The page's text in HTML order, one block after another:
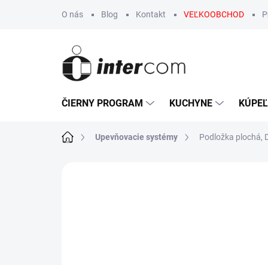
O nás Blog Kontakt VEĽKOOBCHOD
ČIERNY PROGRAM KUCHYNE
DomovUpevňovacie systémy Podložka plochá,